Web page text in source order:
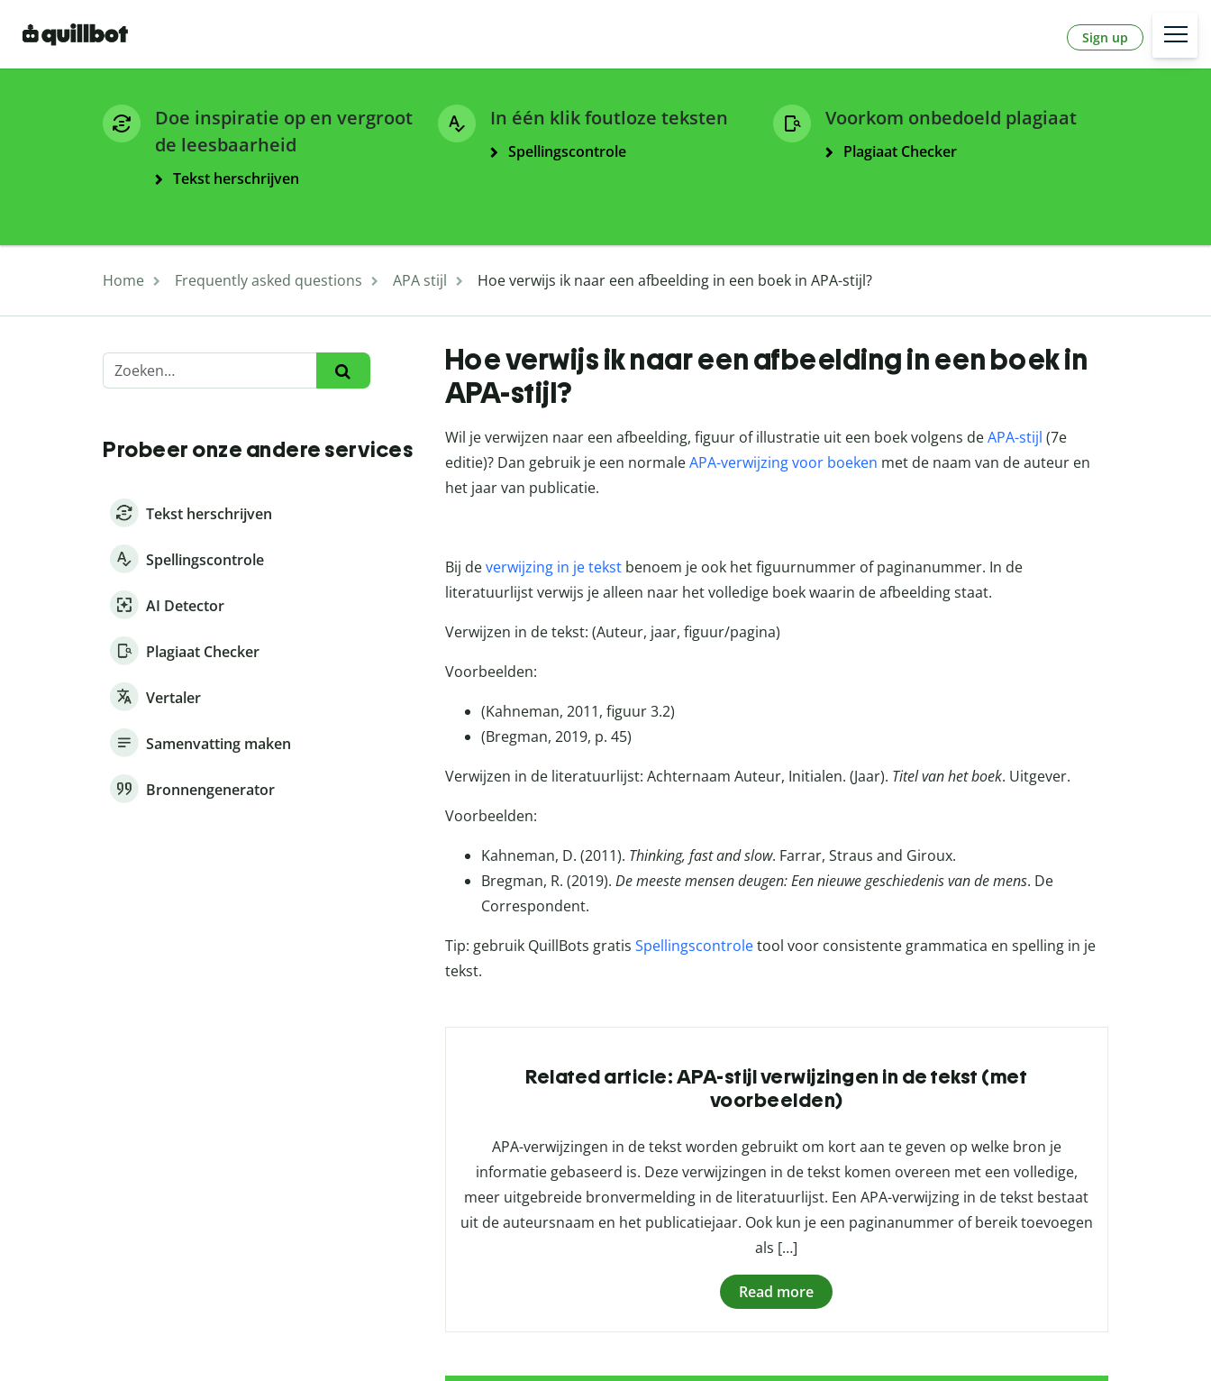
Sign up
Doe inspiratie op en vergroot
de leesbaarheid
Tekst herschrijven
In één klik foutloze teksten
Spellingscontrole
Voorkom onbedoeld plagiaat
Plagiaat Checker
Home Frequently asked questions APA stijl Hoe verwijs ik naar een afbeelding in een boek in APA-stijl?
Probeer onze andere services
Tekst herschrijven
Spellingscontrole
AI Detector
Plagiaat Checker
Vertaler
Samenvatting maken
Bronnengenerator
Hoe verwijs ik naar een afbeelding in een boek in
APA-stijl?
Wil je verwijzen naar een afbeelding, figuur of illustratie uit een boek volgens deAPA-stijl (7e
editie)? Dan gebruik je een normaleAPA-verwijzing voor boeken met de naam van de auteur en
het jaar van publicatie.
Bij deverwijzing in je tekstbenoem je ook het figuurnummer of paginanummer. In de
literatuurlijst verwijs je alleen naar het volledige boek waarin de afbeelding staat.
Verwijzen in de tekst: (Auteur, jaar, figuur/pagina)
Voorbeelden:
(Kahneman, 2011, figuur 3.2)
(Bregman, 2019, p. 45)
Verwijzen in de literatuurlijst: Achternaam Auteur, Initialen. (Jaar). Titel van het boek. Uitgever.
Voorbeelden:
Kahneman, D. (2011). Thinking, fast and slow. Farrar, Straus and Giroux.
Bregman, R. (2019). De meeste mensen deugen: Een nieuwe geschiedenis van de mens. De
Correspondent.
Tip: gebruik QuillBots gratis Spellingscontroletool voor consistente grammatica en spelling in je
tekst.
Related article: APA-stijl verwijzingen in de tekst (met
voorbeelden)
APA-verwijzingen in de tekst worden gebruikt om kort aan te geven op welke bron je
informatie gebaseerd is. Deze verwijzingen in de tekst komen overeen met een volledige,
meer uitgebreide bronvermelding in de literatuurlijst. Een APA-verwijzing in de tekst bestaat
uit de auteursnaam en het publicatiejaar. Ook kun je een paginanummer of bereik toevoegen
als […]
Read more